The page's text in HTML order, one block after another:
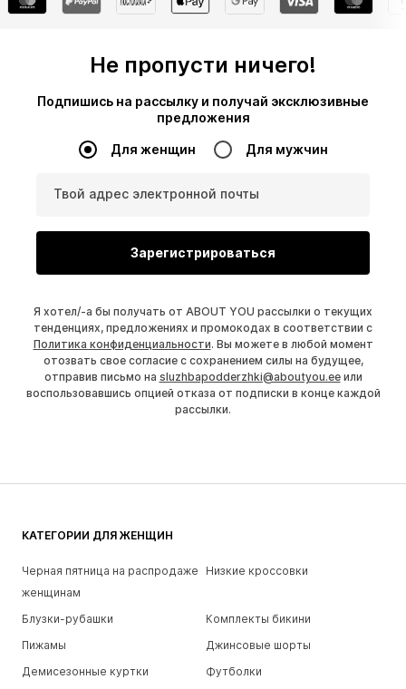
Не пропусти ничего!
Подпишись на рассылку и получай эксклюзивные
предложения
Для женщин Для мужчин
Твой адрес электронной почты
Зарегистрироваться
Я хотел/-а бы получать от ABOUT YOU рассылки о текущих
тенденциях, предложениях и промокодах в соответствии с
Политика конфиденциальности. Вы можете в любой момент
отозвать свое согласие с сохранением силы на будущее,
отправив письмо на sluzhbapodderzhki@aboutyou.eeили
воспользовавшись опцией отказа от подписки в конце каждой
рассылки.
КАТЕГОРИИ ДЛЯ ЖЕНЩИН
Черная пятница на распродаже
женщинам
Низкие кроссовки
Блузки-рубашки
Комплекты бикини
Пижамы
Джинсовые шорты
Демисезонные куртки
Футболки